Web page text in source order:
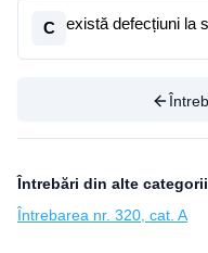
C există defecțiuni la
Întrebări din alte categorii
Întrebarea nr. 320, cat. A